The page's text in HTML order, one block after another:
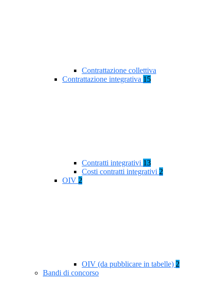
Contrattazione collettiva
Contrattazione integrativa 15
Contratti integrativi 13
Costi contratti integrativi 2
OIV 2
OIV (da pubblicare in tabelle) 2
Bandi di concorso